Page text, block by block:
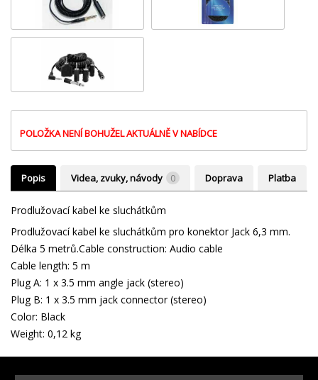
POLOŽKA NENÍ BOHUŽEL AKTUÁLNĚ V NABÍDCE
Popis Videa, zvuky, návody 0 Doprava Platba
Prodlužovací kabel ke sluchátkům
Prodlužovací kabel ke sluchátkům pro konektor Jack 6,3 mm.
Délka 5 metrů.Cable construction: Audio cable
Cable length: 5 m
Plug A: 1 x 3.5 mm angle jack (stereo)
Plug B: 1 x 3.5 mm jack connector (stereo)
Color: Black
Weight: 0,12 kg